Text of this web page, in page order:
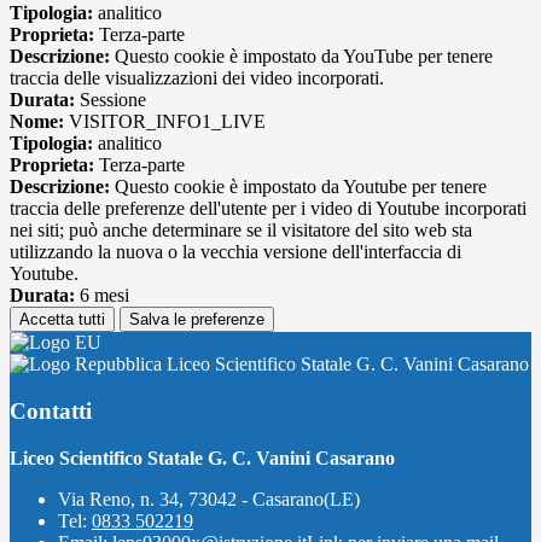
Tipologia: analitico
Proprieta: Terza-parte
Descrizione: Questo cookie è impostato da YouTube per tenere
traccia delle visualizzazioni dei video incorporati.
Durata: Sessione
Nome: VISITOR_INFO1_LIVE
Tipologia: analitico
Proprieta: Terza-parte
Descrizione: Questo cookie è impostato da Youtube per tenere
traccia delle preferenze dell'utente per i video di Youtube incorporati
nei siti; può anche determinare se il visitatore del sito web sta
utilizzando la nuova o la vecchia versione dell'interfaccia di
Youtube.
Durata: 6 mesi
Accetta tutti Salva le preferenze
Liceo Scientifico Statale G. C. Vanini Casarano
Contatti
Liceo Scientifico Statale G. C. Vanini Casarano
Via Reno, n. 34, 73042 - Casarano(LE)
Tel: 0833 502219